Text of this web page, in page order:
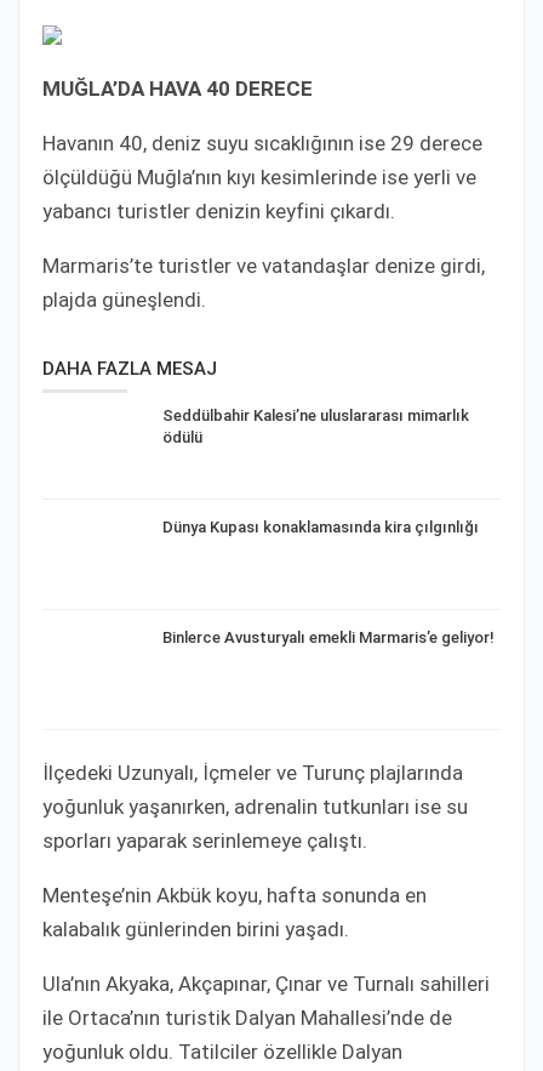
MUĞLA’DA HAVA 40 DERECE
Havanın 40, deniz suyu sıcaklığının ise 29 derece
ölçüldüğü Muğla’nın kıyı kesimlerinde ise yerli ve
yabancı turistler denizin keyfini çıkardı.
Marmaris’te turistler ve vatandaşlar denize girdi,
plajda güneşlendi.
DAHA FAZLA MESAJ
Seddülbahir Kalesi’ne uluslararası mimarlık
ödülü
Dünya Kupası konaklamasında kira çılgınlığı
Binlerce Avusturyalı emekli Marmaris’e geliyor!
İlçedeki Uzunyalı, İçmeler ve Turunç plajlarında
yoğunluk yaşanırken, adrenalin tutkunları ise su
sporları yaparak serinlemeye çalıştı.
Menteşe’nin Akbük koyu, hafta sonunda en
kalabalık günlerinden birini yaşadı.
Ula’nın Akyaka, Akçapınar, Çınar ve Turnalı sahilleri
ile Ortaca’nın turistik Dalyan Mahallesi’nde de
yoğunluk oldu. Tatilciler özellikle Dalyan